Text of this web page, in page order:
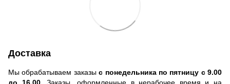
Доставка
Мы обрабатываем заказыс понедельника по пятницу с 9.00